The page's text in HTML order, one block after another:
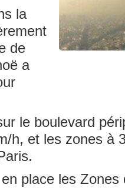
la
de
a
le boulevard
h, et les zones à
place les Zones